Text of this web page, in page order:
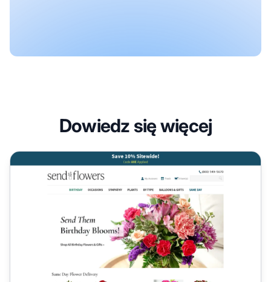
Dowiedz się więcej
Program partnerski Send Flowers